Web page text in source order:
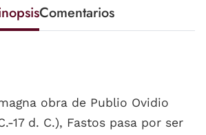
Comentarios
obra de Publio Ovidio
17 d. C.), Fastos pasa por ser